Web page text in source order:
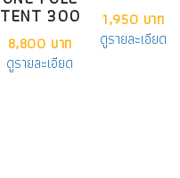
TENT 300
8,800 บาท
ดูรายละเอียด
1,950 บาท
ดูรายละเอียด